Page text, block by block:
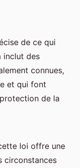
de ce qui
inclut des
connues,
et qui font
de la
loi offre une
circonstances